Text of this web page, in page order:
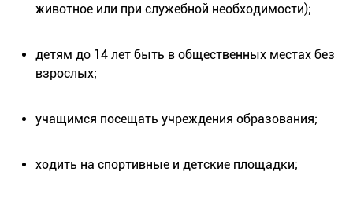
животное или при служебной необходимости);
детям до 14 лет быть в общественных местах без
взрослых;
учащимся посещать учреждения образования;
ходить на спортивные и детские площадки;